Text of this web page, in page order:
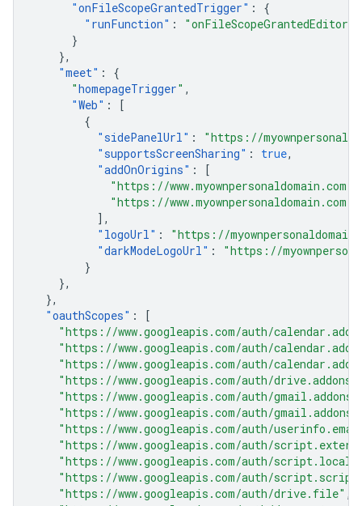
"onFileScopeGrantedTrigger" :
{
" runFunction" :
"onFileScopeGrantedEditors"
}
},
"meet" :
{
"homepageTrigger" ,
"Web" :
[
{
"sidePanelUrl" :
"https://
"supportsScreenSharing" : true,
"addOnOrigins" :
[
"https://www.myownpersonaldomain.com"
"https://
],
" logoUrl" :
"https://
"darkModeLogoUrl" :
"https://
}
},
},
"oauthScopes" :
[
"https://www.googleapis.com/auth/
"https://www.googleapis.com/auth/
"https://www.googleapis.com/auth/
"https://www.googleapis.com/auth/
"https://www.googleapis.com/auth/
"https://www.googleapis.com/auth/
"https://www.googleapis.com/auth/
"https://www.googleapis.com/auth/
"https://www.googleapis.com/auth/
"https://www.googleapis.com/auth/
"https://www.googleapis.com/auth/drive.file" ,